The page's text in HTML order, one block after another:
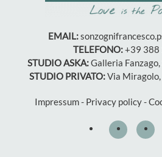
EMAIL:
TELEFONO:+39
STUDIO ASKA:Galleria
STUDIO PRIVATO:Via
Impressum- Privacy policy-